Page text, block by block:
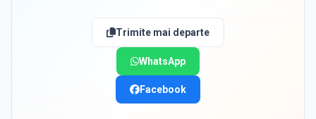
Trimite mai departe
WhatsApp
Facebook